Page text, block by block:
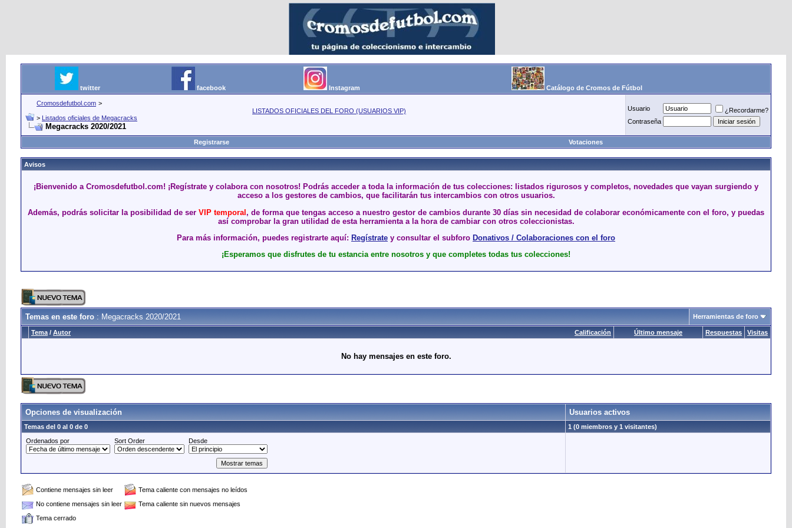
twitter facebook Instagram Catálogo de Cromos de Fútbol
Cromosdefutbol.com >
LISTADOS OFICIALES DEL FORO (USUARIOS VIP)
> Listados oficiales de Megacracks
Megacracks 2020/2021
Usuario
¿Recordarme?
Contraseña
Registrarse Votaciones
Avisos
¡Bienvenido a Cromosdefutbol.com! ¡Regístrate y colabora con nosotros! Podrás acceder a toda la información de tus colecciones: listados rigurosos y completos, novedades que vayan surgiendo y
acceso a los gestores de cambios, que facilitarán tus intercambios con otros usuarios.
Además, podrás solicitar la posibilidad de ser VIP temporal, de forma que tengas acceso a nuestro gestor de cambios durante 30 días sin necesidad de colaborar económicamente con el foro, y puedas
así comprobar la gran utilidad de esta herramienta a la hora de cambiar con otros coleccionistas.
Para más información, puedes registrarte aquí: Regístrate y consultar el subforo Donativos / Colaboraciones con el foro
¡Esperamos que disfrutes de tu estancia entre nosotros y que completes todas tus colecciones!
Temas en este foro : Megacracks 2020/2021 Herramientas de foro
Calificación
Tema / Autor Último mensaje Respuestas Visitas
No hay mensajes en este foro.
Opciones de visualización Usuarios activos
Temas del 0 al 0 de 0
1 (0 miembros y 1 visitantes)
Ordenados por
Sort Order Desde
Contiene mensajes sin leer
Tema caliente con mensajes no leídos
No contiene mensajes sin leer
Tema caliente sin nuevos mensajes
Tema cerrado